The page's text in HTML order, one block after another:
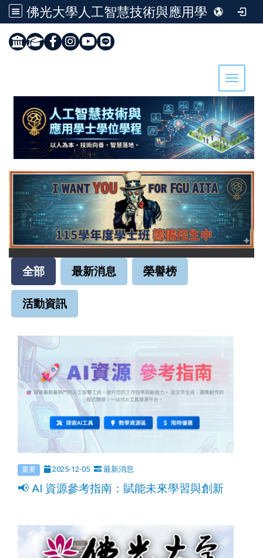
佛光大學人工智慧技術與應用學士學位學程
Toggle
全部 最新消息 榮譽榜
活動資訊
重要 2025-12-05 最新消息
📢 AI 資源參考指南：賦能未來學習與創新